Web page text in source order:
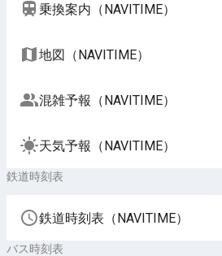
乗換案内（NAVITIME）
地図（NAVITIME）
混雑予報（NAVITIME）
天気予報（NAVITIME）
鉄道時刻表
鉄道時刻表（NAVITIME）
バス時刻表